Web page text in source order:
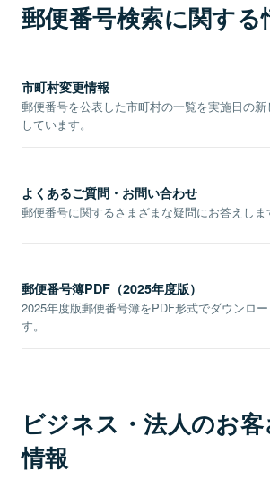
郵便番号検索に関する
市町村変更情報
郵便番号を公表した市町村の一覧を実施日の
しています。
よくあるご質問・お問い合わせ
郵便番号に関するさまざまな疑問にお答えしま
郵便番号簿PDF（2025年度版）
2025年度版郵便番号簿をPDF形式でダウンロー
す。
ビジネス・法人のお
情報